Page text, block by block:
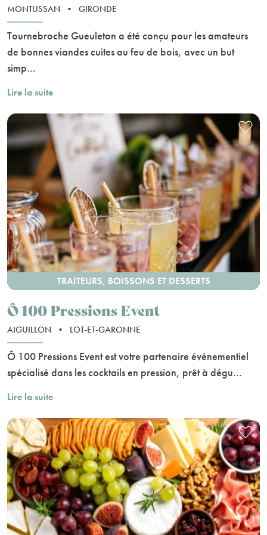
MONTUSSAN • GIRONDE
Tournebroche Gueuleton a été conçu pour les amateurs
de bonnes viandes cuites au feu de bois, avec un but
simp...
Lire la suite
TRAITEURS, BOISSONS ET DESSERTS
Ô 100 Pressions Event
AIGUILLON • LOT-ET-GARONNE
Ô 100 Pressions Event est votre partenaire événementiel
spécialisé dans les cocktails en pression, prêt à dégu...
Lire la suite